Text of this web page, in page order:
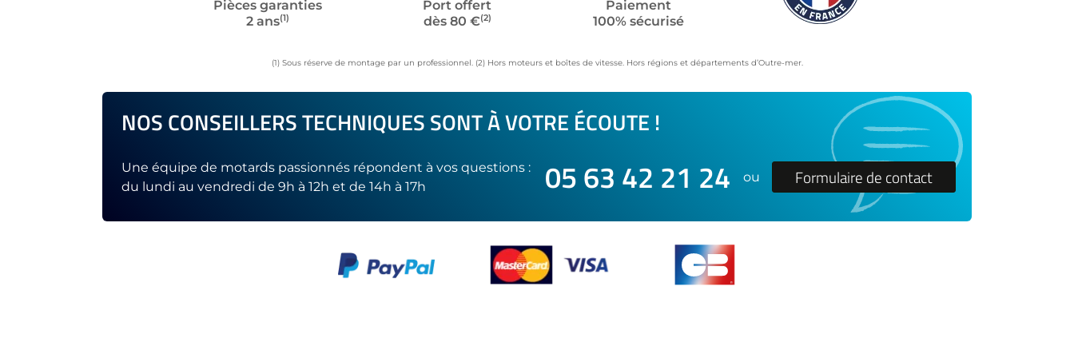
Pièces garanties
2 ans(1)
Port offert
dès 80 €(2)
Paiement
100% sécurisé
(1) Sous réserve de montage par un professionnel. (2) Hors moteurs et boîtes de vitesse. Hors régions et départements d’Outre-mer.
NOS CONSEILLERS TECHNIQUES SONT À VOTRE ÉCOUTE !
Une équipe de motards passionnés répondent à vos questions :
du lundi au vendredi de 9h à 12h et de 14h à 17h
05 63 42 21 24 ou Formulaire de contact